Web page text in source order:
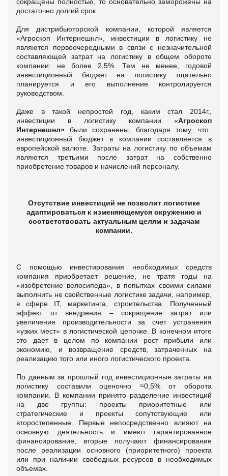
достаточно долгий срок.
Для дистрибьюторской компании, которой является
«Агроскоп Интернешнл», инвестиции в логистику не
являются первоочередными в связи с незначительной
составляющей затрат на логистику в общем обороте
компании: не более 2,5%. Тем не менее, годовой
инвестиционный бюджет на логистику тщательно
планируется и его выполнение контролируется
руководством.
Даже в такой непростой год, каким стал 2014г.,
инвестиции в логистику компании «Агроскоп
Интернешнл» были сохранены, благодаря тому, что
инвестиционный бюджет в компании составляется в
европейской валюте. Затраты на логистику по объемам
являются третьими после затрат на собственно
приобретение товаров и начислений персоналу.
Отсутствие инвестиций не позволит логистике
адаптироваться к изменяющемуся окружению и
соответствовать актуальным целям и задачам
компании.
С помощью инвестирования необходимых средств
компания приобретает решение, не тратя годы на
«изобретение велосипеда», в попытках своими силами
выполнить не свойственные логистике задачи, например,
в сфере IT, маркетинга, строительства. Полученный
эффект от внедрения – сокращение затрат или
увеличение производительности за счет устранения
«узких мест» в логистической цепочке. В конечном итоге
это дает в целом по компании рост прибыли или
экономию, и возвращение средств, затраченных на
реализацию того или иного логистического проекта.
По данным за прошлый год инвестиционные затраты на
логистику составили оценочно ≈0,5% от оборота
компании. В компании принято разделение инвестиций
на две группы: проекты приоритетные или
стратегические и проекты сопутствующие или
второстепенные. Первые непосредственно влияют на
основную деятельность и имеют гарантированное
финансирование, вторые получают финансирование
после реализации основного (приоритетного) проекта
или при наличии свободных ресурсов в необходимых
объемах.